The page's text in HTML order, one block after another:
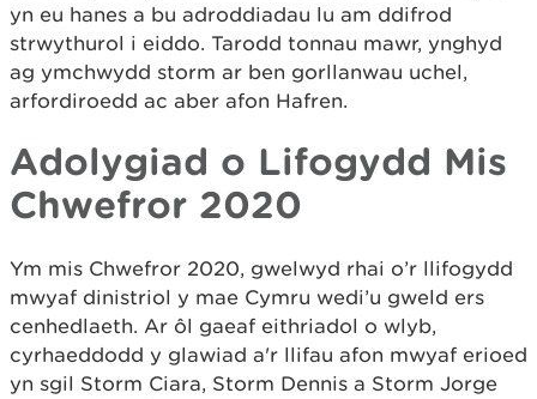
yn eu hanes a bu adroddiadau lu am ddifrod
strwythurol i eiddo. Tarodd tonnau mawr, ynghyd
ag ymchwydd storm ar ben gorllanwau uchel,
arfordiroedd ac aber afon Hafren.
Adolygiad o Lifogydd Mis
Chwefror 2020
Ym mis Chwefror 2020, gwelwyd rhai o’r llifogydd
mwyaf dinistriol y mae Cymru wedi’u gweld ers
cenhedlaeth. Ar ôl gaeaf eithriadol o wlyb,
cyrhaeddodd y glawiad a'r llifau afon mwyaf erioed
yn sgil Storm Ciara, Storm Dennis a Storm Jorge